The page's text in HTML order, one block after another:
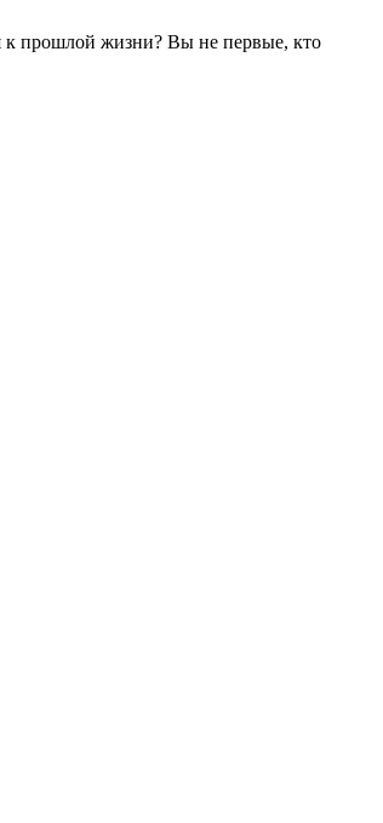
к прошлой жизни? Вы не первые, кто